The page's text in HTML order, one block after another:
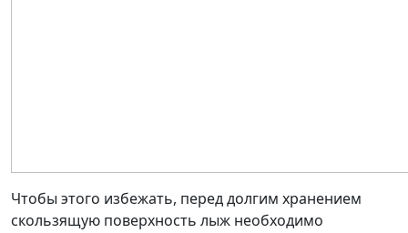
Чтобы этого избежать, перед долгим хранением
скользящую поверхность лыж необходимо